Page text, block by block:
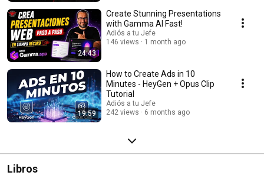
24:43
Create Stunning Presentations
with Gamma AI Fast!
Adiós a tu Jefe
146 views
1 month ago
19:59
How to Create Ads in 10
Minutes - HeyGen + Opus Clip
Tutorial
Adiós a tu Jefe
242 views
6 months ago
Libros